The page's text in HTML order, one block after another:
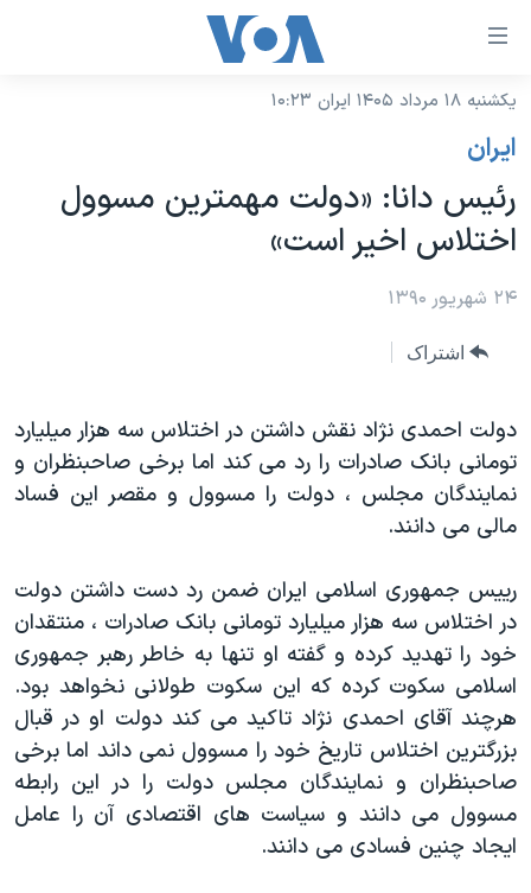
لینکهای
دسترسی
جهش
محتوای
اصلی
به
اصلی
به
جستجو
نسخه سبک وب‌سایت
موضوع ها
ایران
آمریکا
جهان
گزیده‌ها
ویژه برنامه‌ها
ویدیوها
حقوق شهروندی
اقتصادی
علم و فناوری
اسرائیل در جنگ
گالری عکس
آرشیو پخش زنده
برنامه های تلویزیونی
جدول برنامه ها
صفحه‌های ویژه
عملیات خشم حماسی
۲۵۰سالگی آمریکا
بایگانی برنامه‌های تلویزیونی
انتخابات ریاست جمهوری آمریکا ۲۰۲۴
حمله جمهوری اسلامی به اسرائیل
رمز مهسا
ورزش زنان در ایران
اعتراضات زن، زندگی، آزادی
مجموعه مستندهای دادخواهی
تریبونال مردمی آبان ۹۸
پخش رادیویی
یادگیری زبان انگلیسی
زبانهای مختلف
یکشنبه ۱۸ مرداد ۱۴۰۵ ایران ۱۰:۲۳
ايران
رئیس دانا: «دولت مهمترین مسوول
اختلاس اخیر است»
۲۴ شهریور ۱۳۹۰
اشتراک
دولت احمدی نژاد نقش داشتن در اختلاس سه هزار میلیارد
تومانی بانک صادرات را رد می کند اما برخی صاحبنظران و
نمایندگان مجلس ، دولت را مسوول و مقصر این فساد
مالی می دانند.
رییس جمهوری اسلامی ایران ضمن رد دست داشتن دولت
در اختلاس سه هزار میلیارد تومانی بانک صادرات ، منتقدان
خود را تهدید کرده و گفته او تنها به خاطر رهبر جمهوری
اسلامی سکوت کرده که این سکوت طولانی نخواهد بود.
هرچند آقای احمدی نژاد تاکید می کند دولت او در قبال
بزرگترین اختلاس تاریخ خود را مسوول نمی داند اما برخی
صاحبنظران و نمایندگان مجلس دولت را در این رابطه
مسوول می دانند و سیاست های اقتصادی آن را عامل
ایجاد چنین فسادی می دانند.